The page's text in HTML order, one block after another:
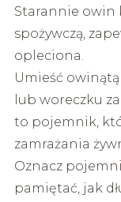
Starannie owin
spożywczą,
opleciona.
Umieść
lub woreczku
to pojemnik,
zamrażania
Oznacz
pamiętać, jak